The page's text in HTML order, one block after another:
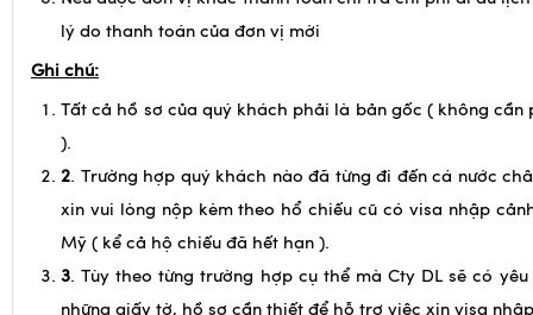
Nếu được đơn vị khác thanh toán chi trả chi phí đi du
Tất cả hồ sơ của quý khách phải là bản gốc ( không cần
).
. Trường hợp quý khách nào đã từng đi đến cá nước
xin vui lòng nộp kèm theo hổ chiếu cũ có visa nhập
Mỹ ( kể cả hộ chiếu đã hết hạn ).
. Tùy theo từng trường hợp cụ thể mà Cty DL sẽ có